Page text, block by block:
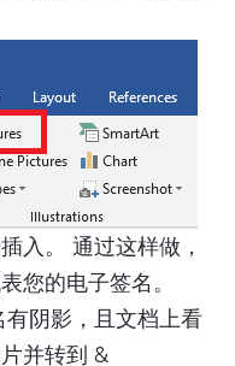
入。 通过这样做，
您的电子签名。
阴影，且文档上看
并转到 &